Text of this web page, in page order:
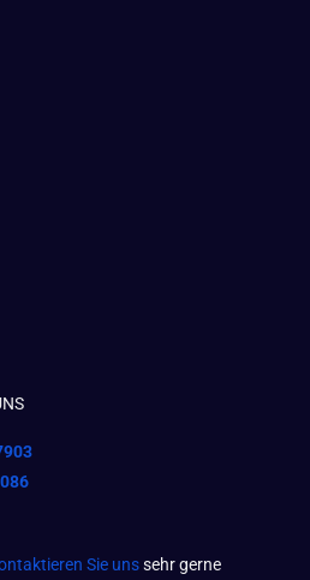
Sie unssehr gerne